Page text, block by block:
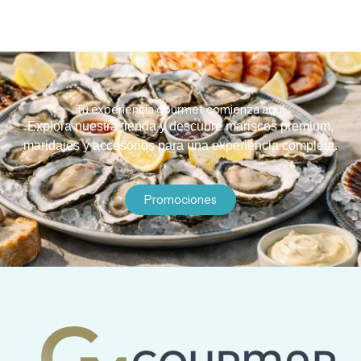
Tu experiencia gourmet comienza aquí.
Explora nuestra tienda y descubre mariscos premium,
maridajes y accesorios para una experiencia completa.
Promociones